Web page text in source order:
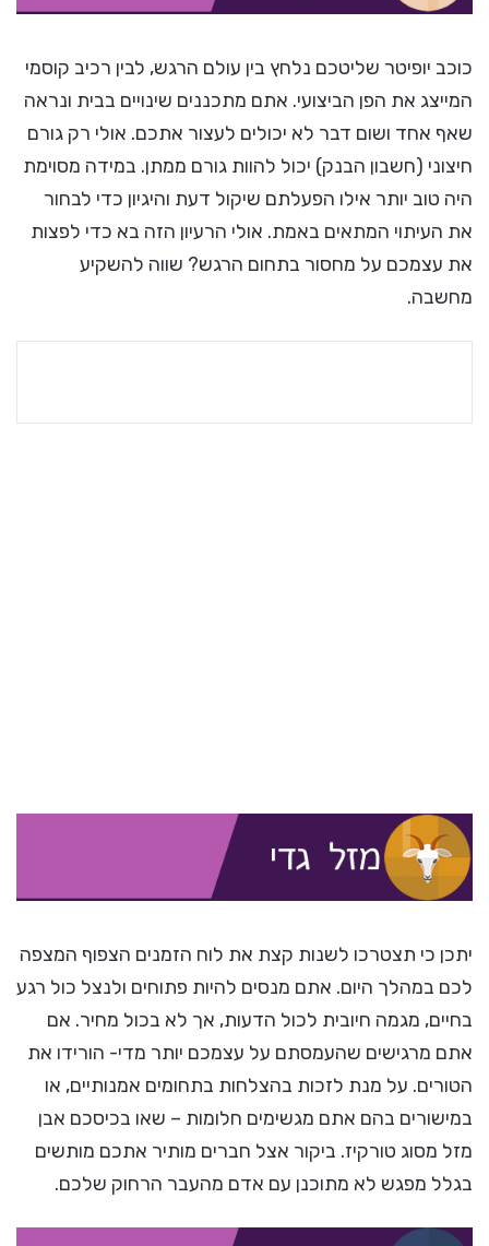
כוכב יופיטר שליטכם נלחץ בין עולם הרגש, לבין רכיב קוסמי
המייצג את הפן הביצועי. אתם מתכננים שינויים בבית ונראה
שאף אחד ושום דבר לא יכולים לעצור אתכם. אולי רק גורם
חיצוני (חשבון הבנק) יכול להוות גורם ממתן. במידה מסוימת
היה טוב יותר אילו הפעלתם שיקול דעת והיגיון כדי לבחור
את העיתוי המתאים באמת. אולי הרעיון הזה בא כדי לפצות
את עצמכם על מחסור בתחום הרגש? שווה להשקיע
מחשבה.
יתכן כי תצטרכו לשנות קצת את לוח הזמנים הצפוף המצפה
לכם במהלך היום. אתם מנסים להיות פתוחים ולנצל כול רגע
בחיים, מגמה חיובית לכול הדעות, אך לא בכול מחיר. אם
אתם מרגישים שהעמסתם על עצמכם יותר מדי- הורידו את
הטורים. על מנת לזכות בהצלחות בתחומים אמנותיים, או
במישורים בהם אתם מגשימים חלומות – שאו בכיסכם אבן
מזל מסוג טורקיז. ביקור אצל חברים מותיר אתכם מותשים
בגלל מפגש לא מתוכנן עם אדם מהעבר הרחוק שלכם.